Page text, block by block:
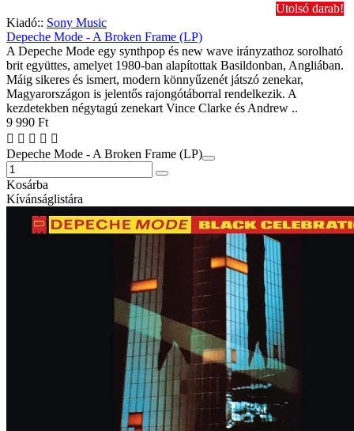
Utolsó darab!
Kiadó:: Sony Music
Depeche Mode - A Broken Frame (LP)
A Depeche Mode egy synthpop és new wave irányzathoz sorolható
brit együttes, amelyet 1980-ban alapítottak Basildonban, Angliában.
Máig sikeres és ismert, modern könnyűzenét játszó zenekar,
Magyarországon is jelentős rajongótáborral rendelkezik. A
kezdetekben négytagú zenekart Vince Clarke és Andrew ..
9 990 Ft
Depeche Mode - A Broken Frame (LP)
Kosárba
Kívánságlistára